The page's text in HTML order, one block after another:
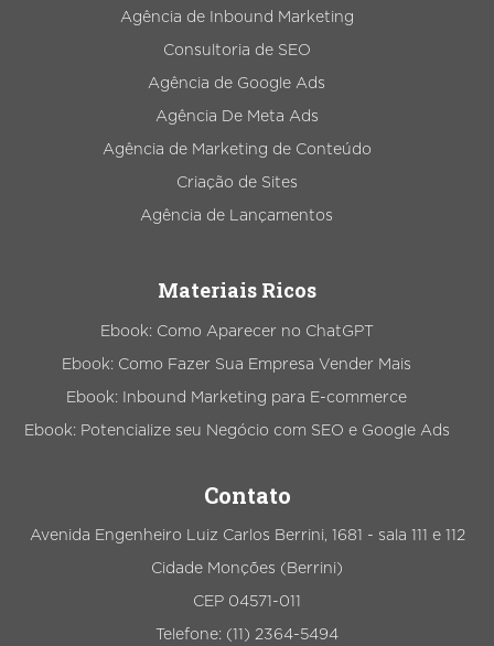
Agência de Inbound Marketing
Consultoria de SEO
Agência de Google Ads
Agência De Meta Ads
Agência de Marketing de Conteúdo
Criação de Sites
Agência de Lançamentos
Materiais Ricos
Ebook: Como Aparecer no ChatGPT
Ebook: Como Fazer Sua Empresa Vender Mais
Ebook: Inbound Marketing para E-commerce
Ebook: Potencialize seu Negócio com SEO e Google Ads
Contato
Avenida Engenheiro Luiz Carlos Berrini, 1681 - sala 111 e 112
Cidade Monções (Berrini)
CEP 04571-011
Telefone: (11) 2364-5494